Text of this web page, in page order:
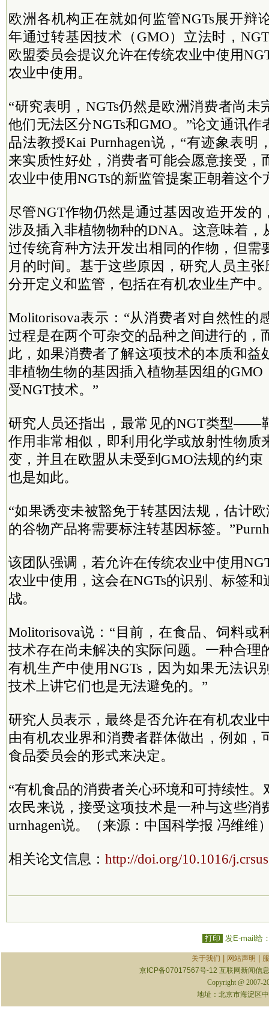
欧洲各机构正在就如何监管NGTs展开辩
年通过转基因技术（GMO）立法时，
欧盟委员会提议允许在传统农业中使用
农业中使用。
“研究表明，NGTs仍然是欧洲消费者尚
他们无法区分NGTs和GMO。”论文通讯
品法教授Kai Purnhagen说，“有迹象表明
来实质性好处，消费者可能会愿意接受，
农业中使用NGTs的新监管提案正朝着这个
尽管NGT作物仍然是通过基因改造开发的
涉及插入非植物物种的DNA。这意味着，
过传统育种方法开发出相同的作物，但需
月的时间。基于这些原因，研究人员主
分开定义和监管，包括在有机农业生产中
Molitorisova表示：“从消费者对自然性的
过程是在两个可杂交的品种之间进行的，
此，如果消费者了解这项技术的本质和益
非植物生物的基因插入植物基因组的GMO
受NGT技术。”
研究人员还指出，最常见的NGT类型——
作用非常相似，即利用化学或放射性物质
变，并且在欧盟从未受到GMO法规的约束
也是如此。
“如果诱变未被豁免于转基因法规，估计
的谷物产品将需要标注转基因标签。
该团队强调，若允许在传统农业中使用
农业中使用，这会在NGTs的识别、标签
战。
Molitorisova说：“目前，在食品、饲料或
技术存在尚未解决的实际问题。一种合理
有机生产中使用NGTs，因为如果无法识
技术上讲它们也是无法避免的。”
研究人员表示，最终是否允许在有机农业
由有机农业界和消费者群体做出，例如，
食品委员会的形式来决定。
“有机食品的消费者关心环境和可持续性
农民来说，接受这项技术是一种与这些消
urnhagen说。（来源：中国科学报 冯维维
相关论文信息： http://doi.org/10.1016/
打印 发E-mail给
关于我们 网站声明
京ICP备07017567号-12 互联网新闻信
Copyright @ 2007-
地址：北京市海淀区